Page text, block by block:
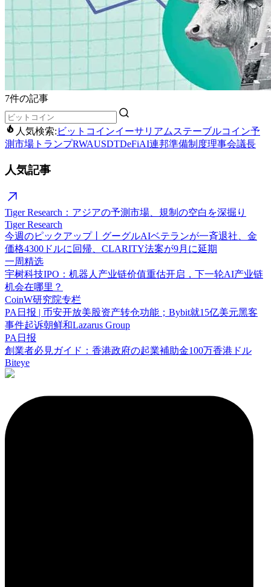
7件の記事
人気検索: ビットコインイーサリアム ステーブルコイン予
測市場 トランプRWAUSDTDeFiAI連邦準備制度理事会議長
人気記事
Tiger Research：アジアの予測市場、規制の空白を深掘り
Tiger Research
今週のピックアップ丨グーグルAIベテランが一斉退社、金
価格4300ドルに回帰、CLARITY法案が9月に延期
一周精选
宇树科技IPO：机器人产业链价值重估开启，下一轮AI产业链
机会在哪里？
CoinW研究院专栏
PA日报 | 币安开放美股资产转仓功能；Bybit就15亿美元黑客
事件起诉朝鲜和Lazarus Group
PA日报
創業者必見ガイド：香港政府の起業補助金100万香港ドル
Biteye